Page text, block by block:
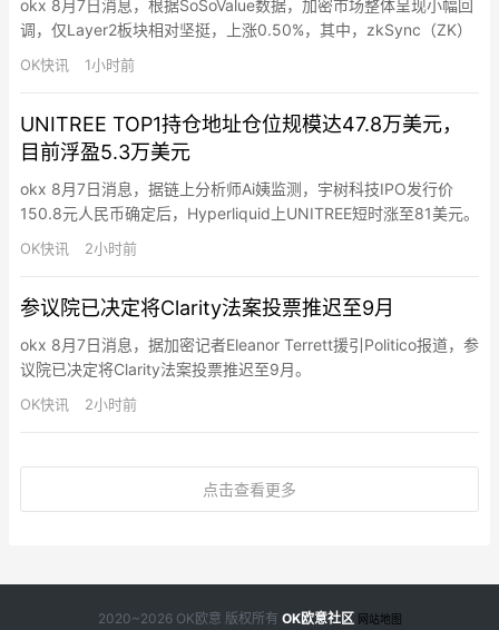
okx 8月7日消息，根据SoSoValue数据，加密市场整体呈现小幅回
调，仅Layer2板块相对坚挺，上涨0.50%，其中，zkSync（ZK）
上涨1.92%，Starknet（STRK）上涨1.54%，Mantle（MNT）上
涨1.18%。其他板块方面，CeFi板块24小时下跌0.20%，但
OK快讯 1小时前
UNITREE TOP1持仓地址仓位规模达47.8万美元，
目前浮盈5.3万美元
okx 8月7日消息，据链上分析师Ai姨监测，宇树科技IPO发行价
150.8元人民币确定后，Hyperliquid上UNITREE短时涨至81美元。
地址0x48b…27926成为该代币TOP1规模头寸持有者（OI占比
11.25%），持有5899.21枚UNITREE（47.8万美元），开仓价
OK快讯 2小时前
参议院已决定将Clarity法案投票推迟至9月
okx 8月7日消息，据加密记者Eleanor Terrett援引Politico报道，参
议院已决定将Clarity法案投票推迟至9月。
OK快讯 2小时前
点击查看更多
2020~2026 OK欧意 版权所有 OK欧意社区 网站地图